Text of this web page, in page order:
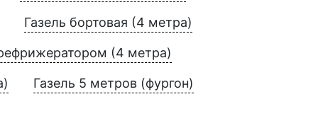
Газель бортовая (4 метра)
(4 метра)
Газель 5 метров (фургон)